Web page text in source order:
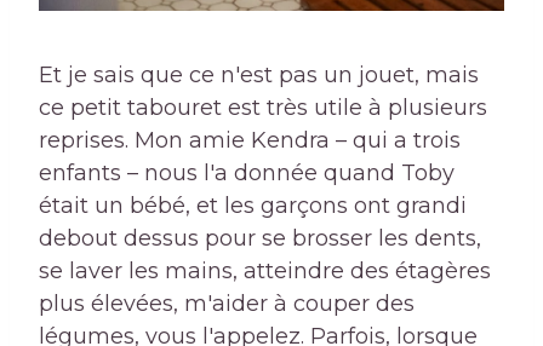
Et je sais que ce n'est pas un jouet, mais
ce petit tabouret est très utile à plusieurs
reprises. Mon amie Kendra – qui a trois
enfants – nous l'a donnée quand Toby
était un bébé, et les garçons ont grandi
debout dessus pour se brosser les dents,
se laver les mains, atteindre des étagères
plus élevées, m'aider à couper des
légumes, vous l'appelez. Parfois, lorsque